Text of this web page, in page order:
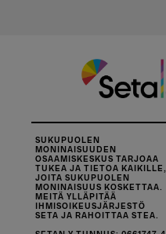
SUKUPUOLEN
MONINAISUUDEN
OSAAMISKESKUS TARJOAA
TUKEA JA TIETOA KAIKILLE,
JOITA SUKUPUOLEN
MONINAISUUS KOSKETTAA.
MEITÄ YLLÄPITÄÄ
IHMISOIKEUSJÄRJESTÖ
SETA JA RAHOITTAA STEA.